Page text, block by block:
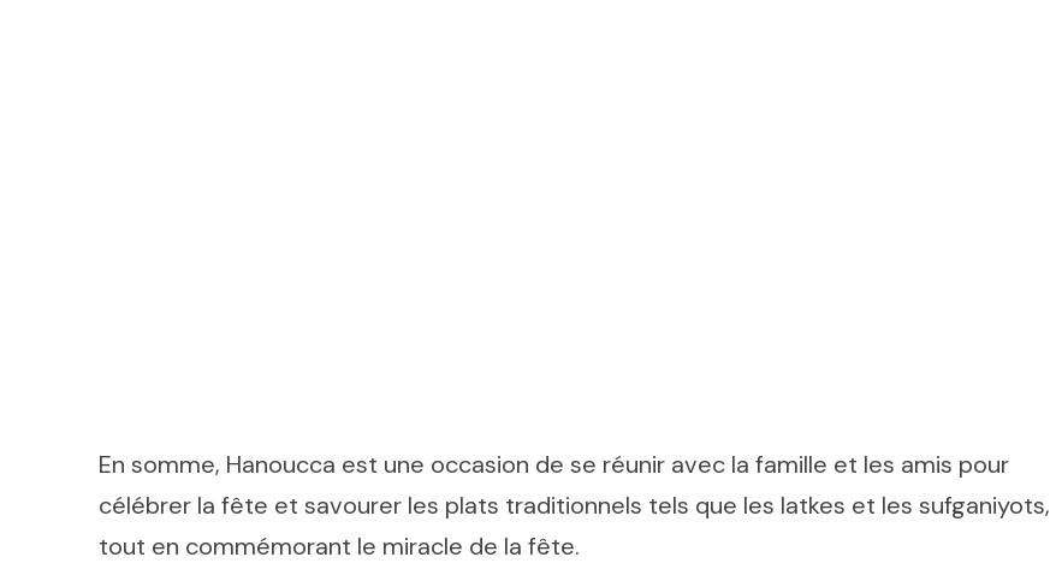
En somme, Hanoucca est une occasion de se réunir avec la famille et les amis pour
célébrer la fête et savourer les plats traditionnels tels que les latkes et les sufganiyots,
tout en commémorant le miracle de la fête.